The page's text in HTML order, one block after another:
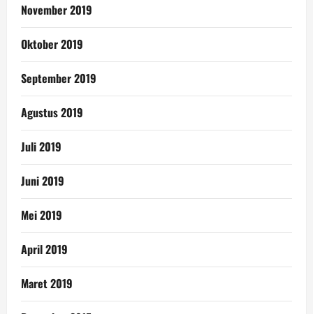
November 2019
Oktober 2019
September 2019
Agustus 2019
Juli 2019
Juni 2019
Mei 2019
April 2019
Maret 2019